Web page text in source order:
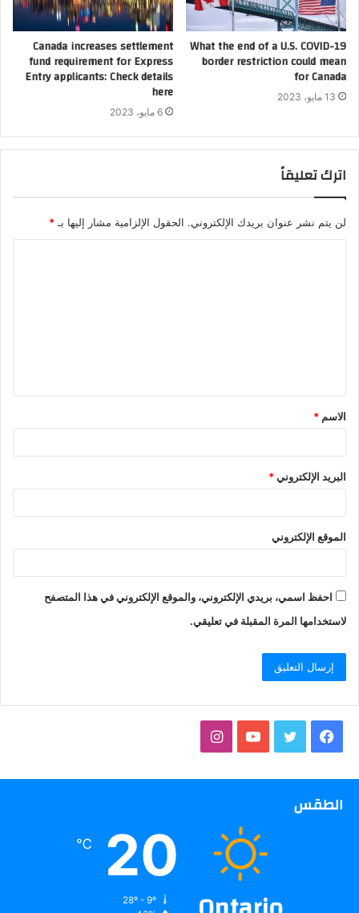
What the end of a U.S. COVID-19
border restriction could mean
for Canada
13 مايو، 2023
Canada increases settlement
fund requirement for Express
Entry applicants: Check details
here
6 مايو، 2023
اترك تعليقاً
لن يتم نشر عنوان بريدك الإلكتروني. الحقول الإلزامية مشار إليها بـ *
الاسم *
البريد الإلكتروني*
الموقع الإلكتروني
احفظ اسمي، بريدي الإلكتروني، والموقع الإلكتروني في هذا المتصفح
لاستخدامها المرة المقبلة في تعليقي.
فيسبوك تويتر يوتيوبانستقرام
الطقس
20
℃